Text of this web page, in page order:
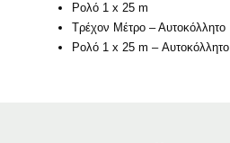
Ρολό 1 x 25 m
Τρέχον Μέτρο – Αυτοκόλλητο
Ρολό 1 x 25 m – Αυτοκόλλητο